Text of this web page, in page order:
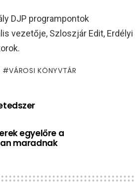
DJP programpontok
vezetője, Szloszjár Edit, Erdélyi
VÁROSI KÖNYVTÁR
egyelőre a
maradnak